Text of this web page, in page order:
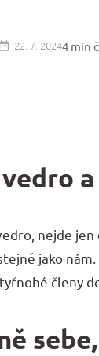
22. 7. 20244 min
nejde
jako
členy